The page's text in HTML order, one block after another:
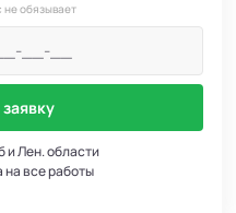
не обязывает
Лен. области
на все работы